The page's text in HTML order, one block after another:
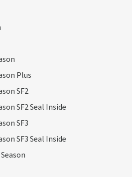
Plus
SF2
SF2 Seal Inside
SF3
SF3 Seal Inside